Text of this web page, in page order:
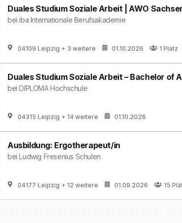
Duales Studium Soziale Arbeit | AWO
beiiba Internationale Berufsakademie
04109 Leipzig + 3 weitere 01.10.2026 1 Platz
Duales Studium Soziale Arbeit – Bachelor of
beiDIPLOMA Hochschule
04315 Leipzig + 14 weitere 01.10.2026
Ausbildung: Ergotherapeut/in
beiLudwig Fresenius Schulen
04177 Leipzig + 12 weitere 01.09.2026 15